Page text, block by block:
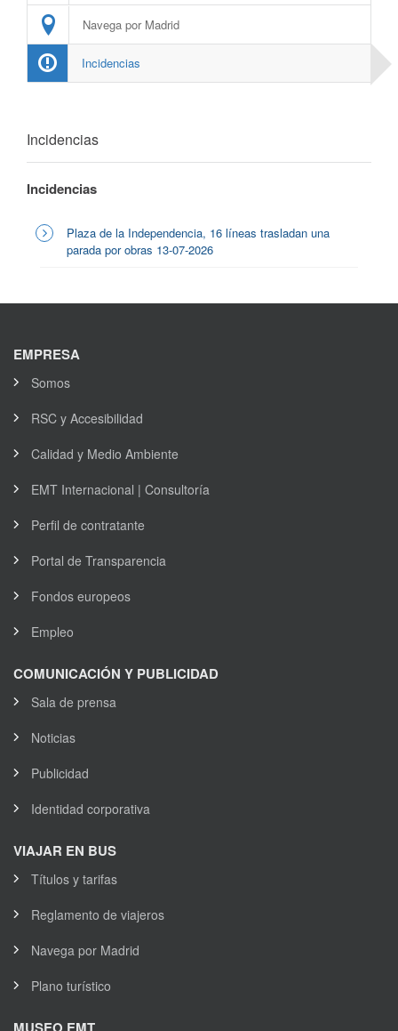
Navega por Madrid
Incidencias
Incidencias
Incidencias
Plaza de la Independencia, 16 líneas trasladan una
parada por obras 13-07-2026
EMPRESA
Somos
RSC y Accesibilidad
Calidad y Medio Ambiente
EMT Internacional | Consultoría
Perfil de contratante
Portal de Transparencia
Fondos europeos
Empleo
COMUNICACIÓN Y PUBLICIDAD
Sala de prensa
Noticias
Publicidad
Identidad corporativa
VIAJAR EN BUS
Títulos y tarifas
Reglamento de viajeros
Navega por Madrid
Plano turístico